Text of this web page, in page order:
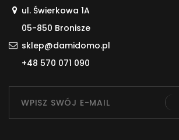
ul. Świerkowa 1A
05-850 Bronisze
sklep@damidomo.pl
+48 570 071 090